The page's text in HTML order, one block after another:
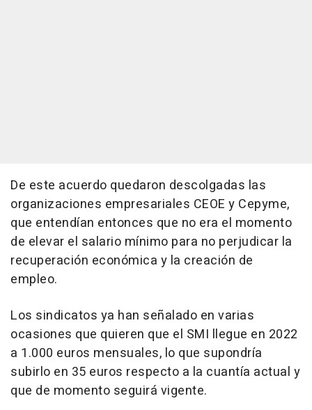
De este acuerdo quedaron descolgadas las
organizaciones empresariales CEOE y Cepyme,
que entendían entonces que no era el momento
de elevar el salario mínimo para no perjudicar la
recuperación económica y la creación de
empleo.
Los sindicatos ya han señalado en varias
ocasiones que quieren que el SMI llegue en 2022
a 1.000 euros mensuales, lo que supondría
subirlo en 35 euros respecto a la cuantía actual y
que de momento seguirá vigente.